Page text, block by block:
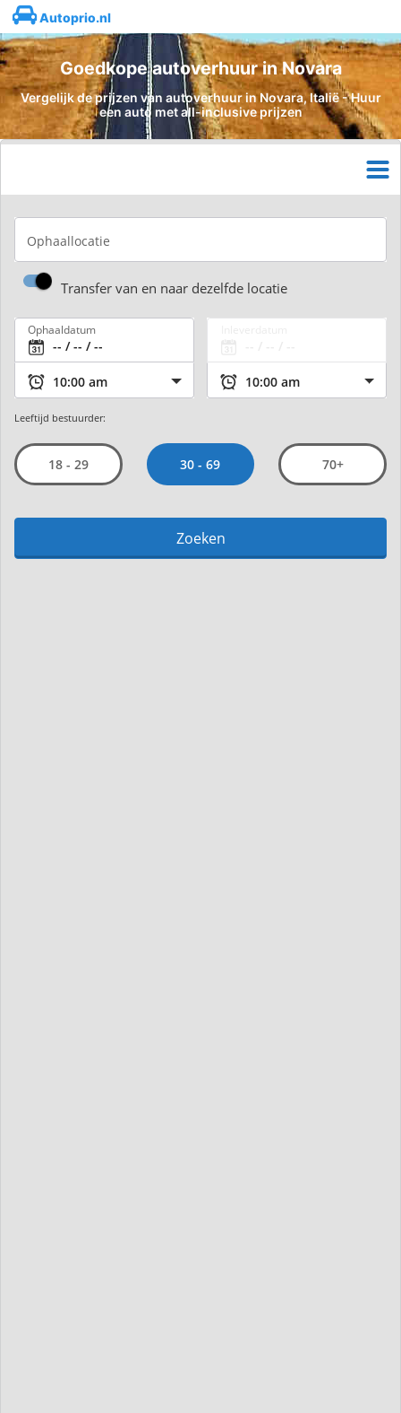
Autoprio.nl
Goedkope autoverhuur in Novara
Vergelijk de prijzen van autoverhuur in Novara, Italië - Huur
een auto met all-inclusive prijzen
Ophaallocatie
Transfer van en naar dezelfde locatie
Ophaaldatum
Leeftijd bestuurder:
18 - 29 30 - 69 70+
Zoeken